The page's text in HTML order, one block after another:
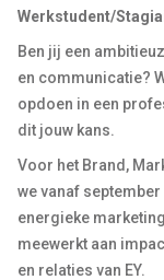
Werkstudent/
Ben jij een
en communicatie?
opdoen in een
dit jouw kans.
Voor het Brand,
we vanaf
energieke
meewerkt aan
en relaties van EY.